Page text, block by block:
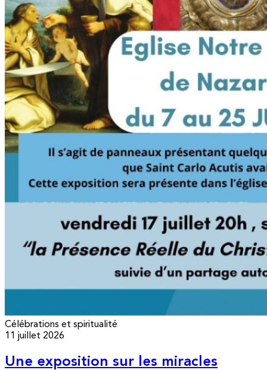
Célébrations et spiritualité
11 juillet 2026
Une exposition sur les miracles